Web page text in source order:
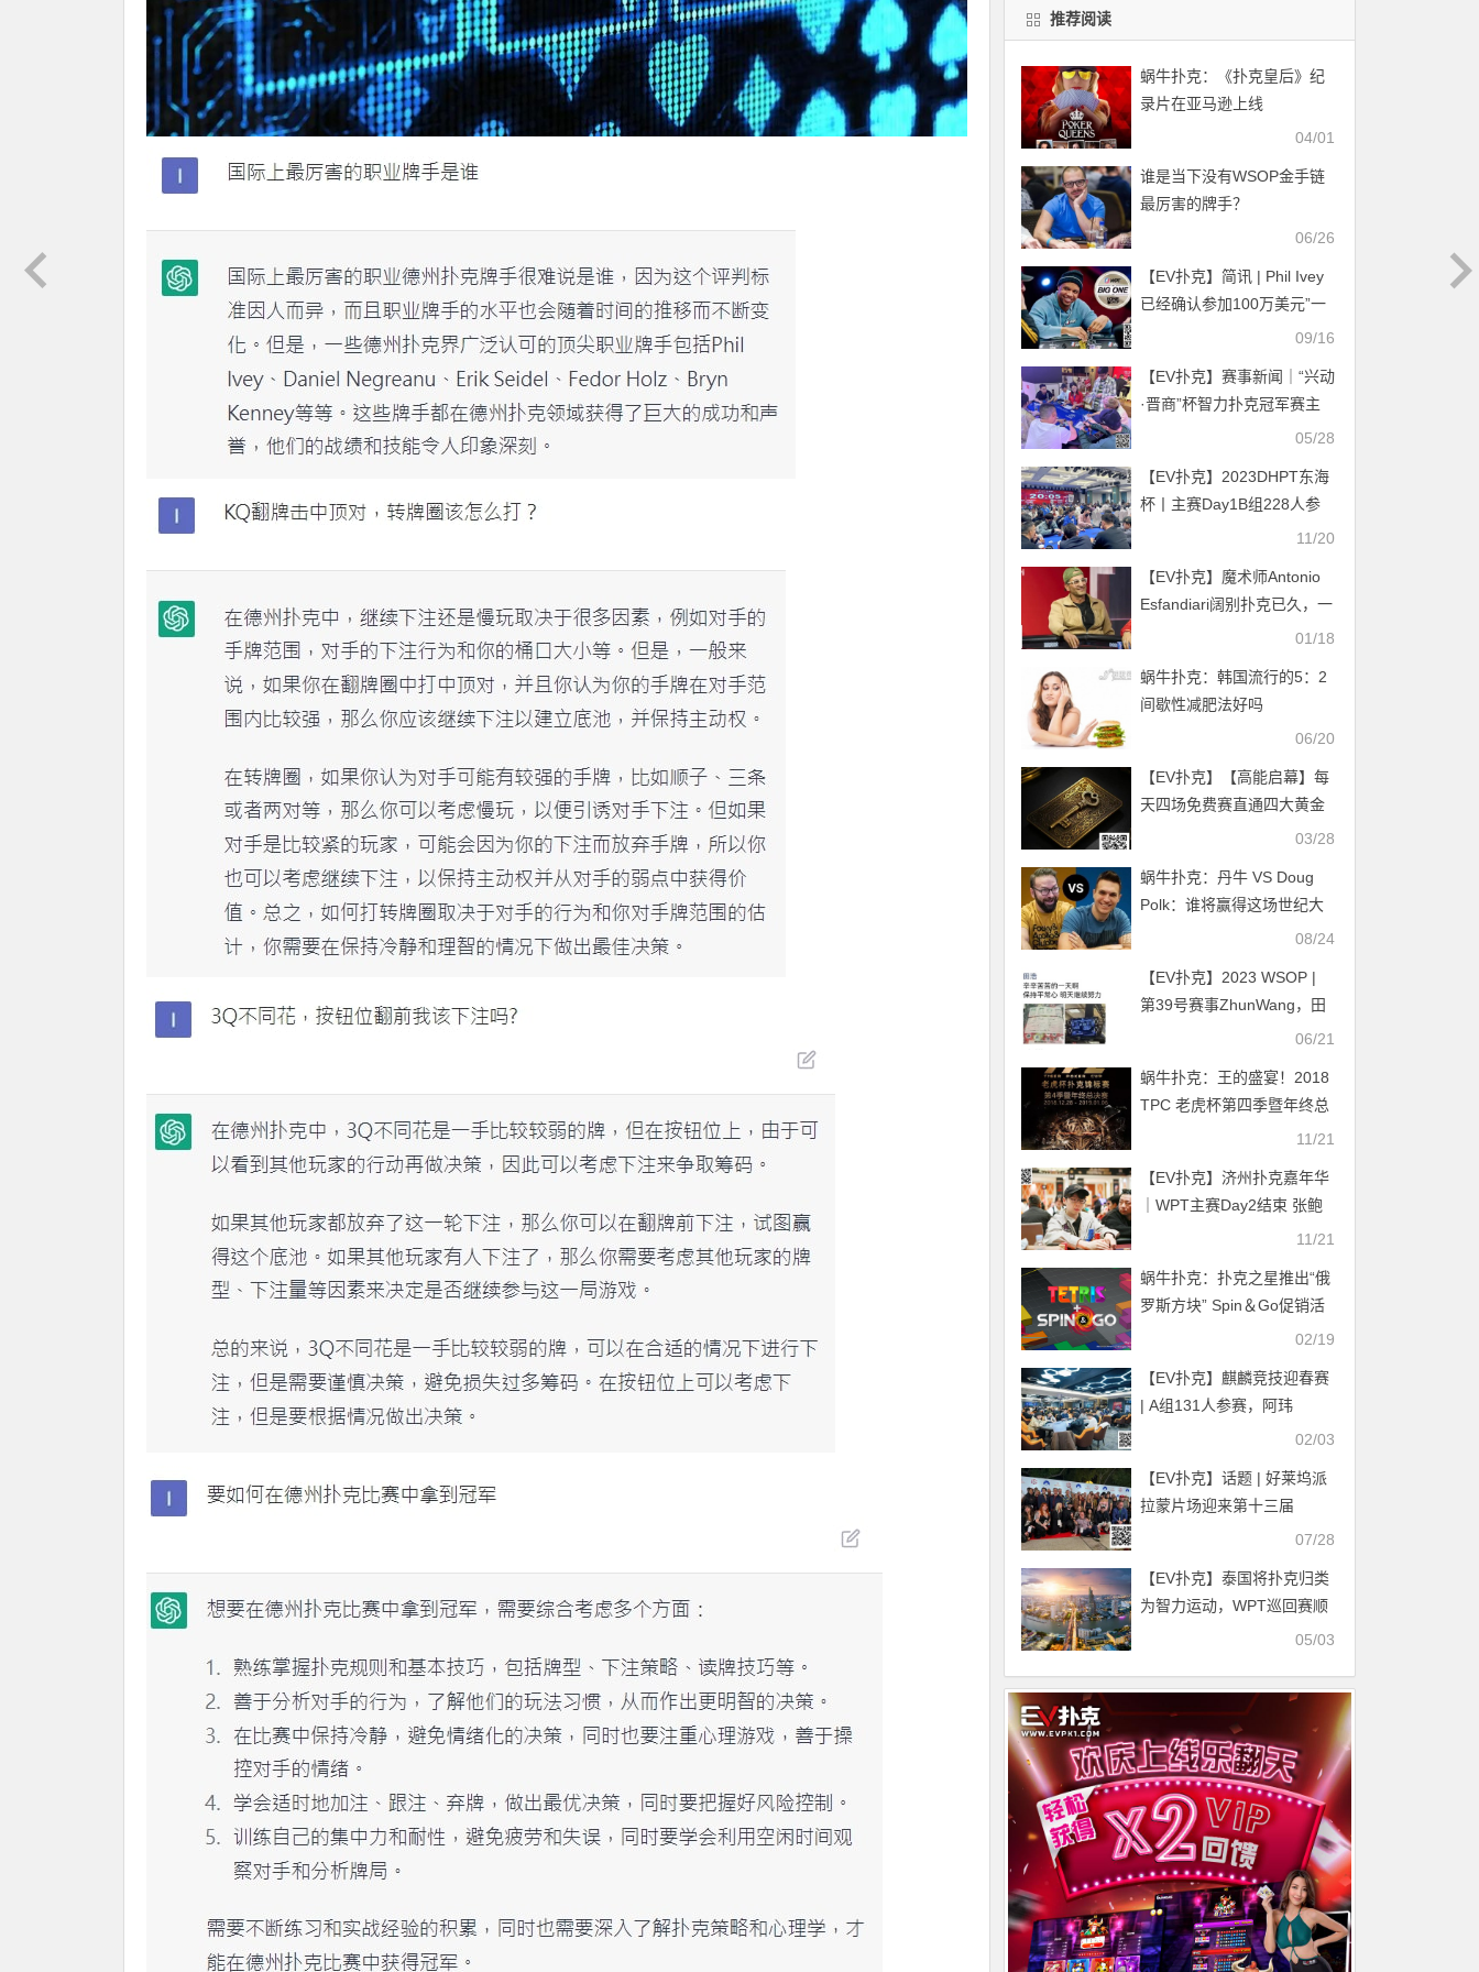
推荐阅读
蜗牛扑克：《扑克皇后》纪
录片在亚马逊上线
04/01
谁是当下没有WSOP金手链
最厉害的牌手？
06/26
【EV扑克】简讯 | Phil Ivey
已经确认参加100万美元”一
滴水”豪客赛–下一个会是谁
09/16
【EV扑克】赛事新闻｜“兴动
·晋商”杯智力扑克冠军赛主
赛C组、C组（快速）赛，张
05/28
【EV扑克】2023DHPT东海
杯丨主赛Day1B组228人参
赛，陈英杰领衔63人晋级11/20
【EV扑克】魔术师Antonio
Esfandiari阔别扑克已久，一
01/18
蜗牛扑克：韩国流行的5：2
间歇性减肥法好吗
06/20
【EV扑克】【高能启幕】每
天四场免费赛直通四大黄金
主赛事！更有周五猎人赛03/28
蜗牛扑克：丹牛 VS Doug
Polk：谁将赢得这场世纪大
08/24
【EV扑克】2023 WSOP |
第39号赛事ZhunWang，田
06/21
蜗牛扑克：王的盛宴！2018
TPC 老虎杯第四季暨年终总
11/21
【EV扑克】济州扑克嘉年华
｜WPT主赛Day2结束 张鲍
锋领衔79人冲击第三轮 泡沫
11/21
蜗牛扑克：扑克之星推出“俄
罗斯方块” Spin＆Go促销活
02/19
【EV扑克】麒麟竞技迎春赛
| A组131人参赛，阿玮
02/03
【EV扑克】话题 | 好莱坞派
拉蒙片场迎来第十三届
07/28
【EV扑克】泰国将扑克归类
为智力运动，WPT巡回赛顺
05/03